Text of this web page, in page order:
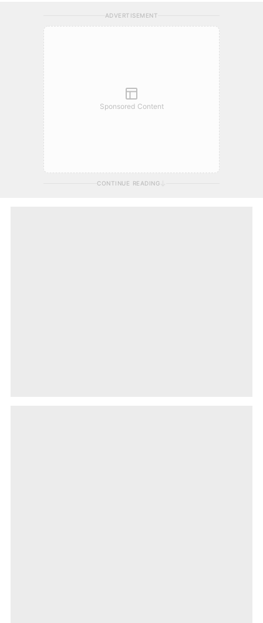
ADVERTISEMENT
Sponsored Content
CONTINUE READING